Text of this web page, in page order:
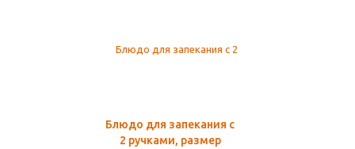
Блюдо для запекания с
2 ручками, размер